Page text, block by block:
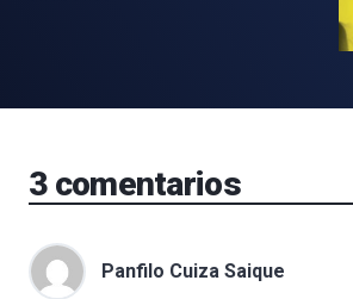
3comentarios
Panfilo Cuiza Saique